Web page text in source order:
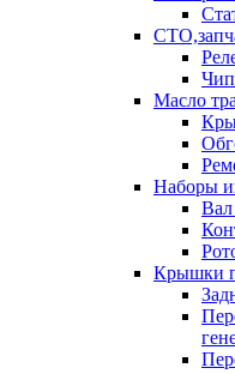
Масло
Наборы
Вал
Крышки